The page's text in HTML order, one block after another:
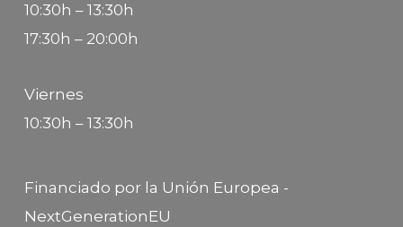
10:30h – 13:30h
17:30h – 20:00h
Viernes
10:30h – 13:30h
Financiado por la Unión Europea -
NextGenerationEU